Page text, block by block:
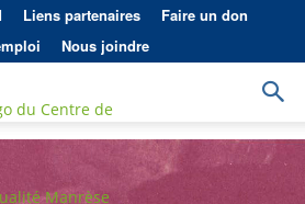
Liens partenaires
Faire un don
Nous joindre